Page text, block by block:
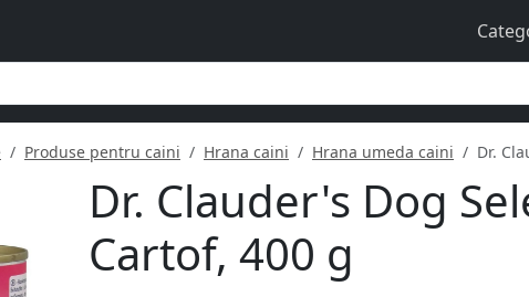
Produse pentru caini Hrana caini Hrana umeda caini Dr.
Dr. Clauder's Dog
Cartof, 400 g